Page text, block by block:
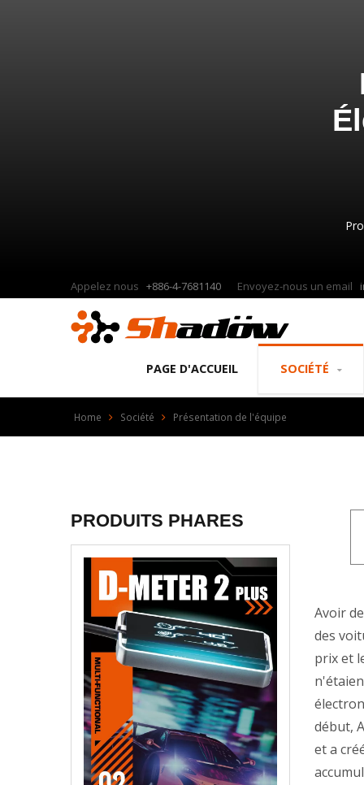
Appelez nous +886-4-7681140 Envoyez-nous un email
PAGE D'ACCUEIL SOCIÉTÉ
Home Société Présentation de l'équipe
PRODUITS PHARES
Avoir
des
prix et
début,
et a